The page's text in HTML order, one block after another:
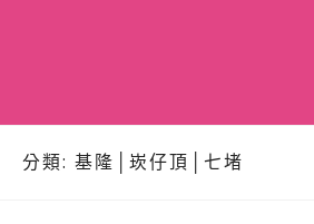
分類: 基隆│崁仔頂│七堵